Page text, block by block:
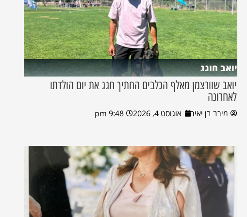
יואב חוגג
יואב שוורצמן מאלף הכלבים החתיך חגג את יום הולדתו
לאחרונה
מירב בן יאיר אוגוסט 4, 2026 9:48 pm